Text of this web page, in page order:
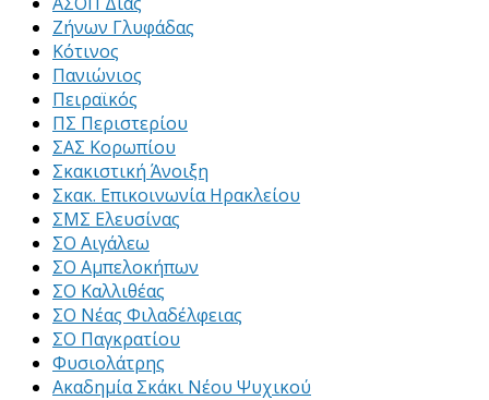
Ζήνων Γλυφάδας
Κότινος
Πανιώνιος
Πειραϊκός
ΠΣ Περιστερίου
ΣΑΣ Κορωπίου
Σκακιστική Άνοιξη
Σκακ. Επικοινωνία Ηρακλείου
ΣΜΣ Ελευσίνας
ΣΟ Αιγάλεω
ΣΟ Αμπελοκήπων
ΣΟ Καλλιθέας
ΣΟ Νέας Φιλαδέλφειας
ΣΟ Παγκρατίου
Φυσιολάτρης
Ακαδημία Σκάκι Νέου Ψυχικού